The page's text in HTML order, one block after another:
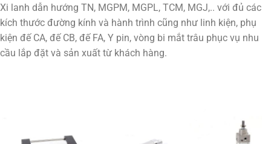
Xi lanh dẫn hướng TN, MGPM, MGPL, TCM, MGJ,.. với đủ các
kích thước đường kính và hành trình cũng như linh kiện, phụ
kiện đế CA, đế CB, đế FA, Y pin, vòng bi mắt trâu phục vụ nhu
cầu lắp đặt và sản xuất từ khách hàng.